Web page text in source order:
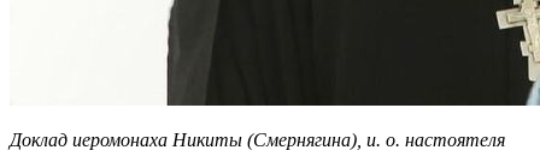
Доклад иеромонаха Никиты (Смернягина), и. о. настоятеля